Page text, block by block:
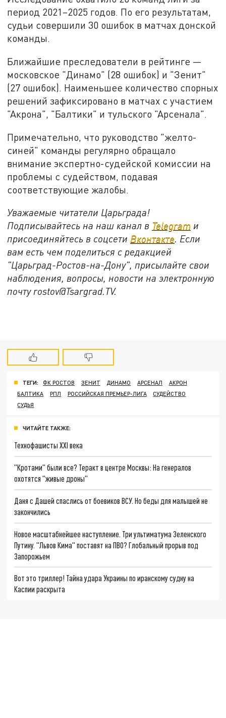
период 2021–2025 годов. По его результатам,
судьи совершили 30 ошибок в матчах донской
команды.
Ближайшие преследователи в рейтинге —
московское "Динамо" (28 ошибок) и "Зенит"
(27 ошибок). Наименьшее количество спорных
решений зафиксировано в матчах с участием
"Акрона", "Балтики" и тульского "Арсенала".
Примечательно, что руководство "желто-
синей" команды регулярно обращало
внимание экспертно-судейской комиссии на
проблемы с судейством, подавая
соответствующие жалобы.
Уважаемые читатели Царьграда!
Подписывайтесь на наш канал в Telegram и
присоединяйтесь в соцсети Вконтакте. Если
вам есть чем поделиться с редакцией
"Царьград-Ростов-на-Дону", присылайте свои
наблюдения, вопросы, новости на электронную
почту rostov@Tsargrad.ТV.
ТЕГИ: ФК РОСТОВ ЗЕНИТ ДИНАМО АРСЕНАЛ
АКРОН
БАЛТИКА
РПЛ РОССИЙСКАЯ ПРЕМЬЕР-ЛИГА
СУДЕЙСТВО
СУДЬЯ
ЧИТАЙТЕ ТАКЖЕ:
Технофашисты XXI века
"Кротами" были все? Теракт в центре Москвы: На генералов
охотятся "живые дроны"
Даня с Дашей спаслись от боевиков ВСУ. Но беды для малышей не
закончились
Новое масштабнейшее наступление. Три ультиматума Зеленского
Путину. "Львов Кима" поставят на ПВО? Глобальный прорыв под
Запорожьем
Вот это триллер! Тайна удара Украины по иранскому судну на
Каспии раскрыта